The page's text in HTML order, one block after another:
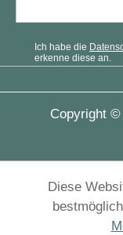
Ich habe die
erkenne diese an.
Copyright ©
Diese